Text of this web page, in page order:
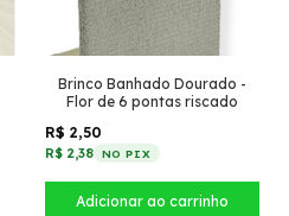
Brinco Banhado Dourado -
Flor de 6 pontas riscado
R$ 2,50
R$ 2,38 NO PIX